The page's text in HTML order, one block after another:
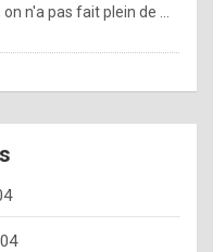
n'a pas fait plein de ...